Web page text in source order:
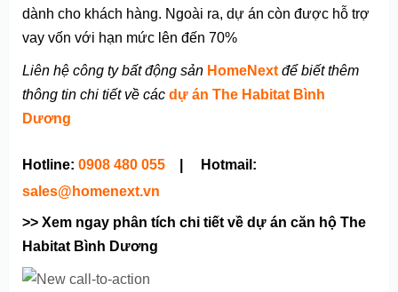
dành cho khách hàng. Ngoài ra, dự án còn được hỗ trợ
vay vốn với hạn mức lên đến 70%
Liên hệ công ty bất động sản HomeNext để biết thêm
thông tin chi tiết về các dự án The Habitat Bình
Dương
Hotline: 0908 480 055 | Hotmail:
sales@homenext.vn
>> Xem ngay phân tích chi tiết về dự án căn hộ The
Habitat Bình Dương